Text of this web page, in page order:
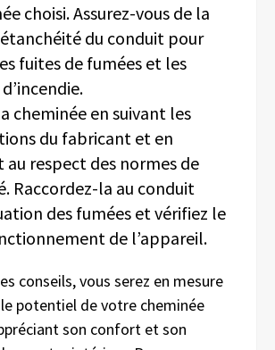
choisi. Assurez-vous de la
du conduit pour
fuites de fumées et les
cheminée en suivant les
du fabricant et en
respect des normes de
Raccordez-la au conduit
des fumées et vérifiez le
de l’appareil.
conseils, vous serez en mesure
potentiel de votre cheminée
son confort et son